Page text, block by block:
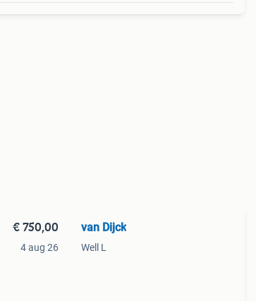
€ 750,00
4 aug 26
van Dijck
Well L